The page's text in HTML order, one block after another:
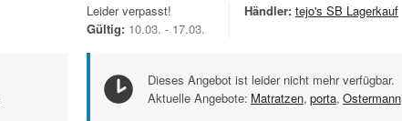
Leider verpasst!
Gültig: 10.03. - 17.03.
Händler: tejo's SB Lagerkauf
Dieses Angebot ist leider nicht mehr verfügbar.
Aktuelle Angebote: Matratzen, porta, Ostermann